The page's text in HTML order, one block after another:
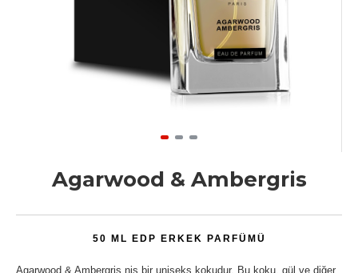
Agarwood & Ambergris
50 ML EDP ERKEK PARFÜMÜ
Agarwood & Ambergris niş bir uniseks kokudur. Bu koku, gül ve diğer